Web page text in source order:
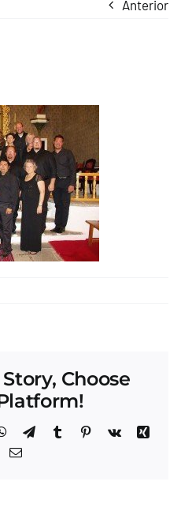
Anterior
Choose
WhatsApp
TelegramTumblrPinterest
Vk
Xing
Correo